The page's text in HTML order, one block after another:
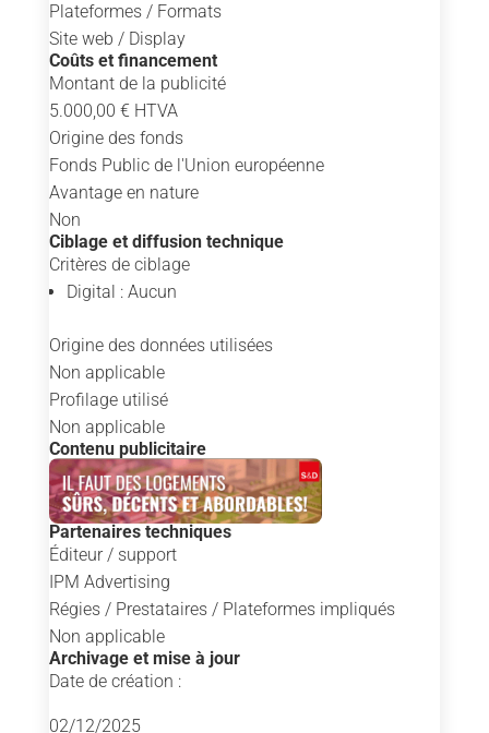
Plateformes / Formats
Site web / Display
Coûts et financement
Montant de la publicité
5.000,00 € HTVA
Origine des fonds
Fonds Public de l'Union européenne
Avantage en nature
Non
Ciblage et diffusion technique
Critères de ciblage
Digital : Aucun
Origine des données utilisées
Non applicable
Profilage utilisé
Non applicable
Contenu publicitaire
Partenaires techniques
Éditeur / support
IPM Advertising
Régies / Prestataires / Plateformes impliqués
Non applicable
Archivage et mise à jour
Date de création :
02/12/2025